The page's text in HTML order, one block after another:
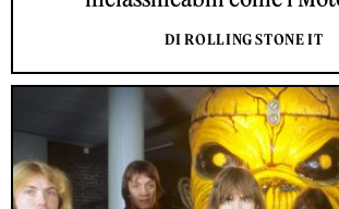
DI ROLLING STONE IT